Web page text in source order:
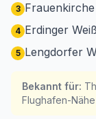
3
4 Erdinger
5 Lengdorfer
Bekannt für:
Flughafen-Nähe